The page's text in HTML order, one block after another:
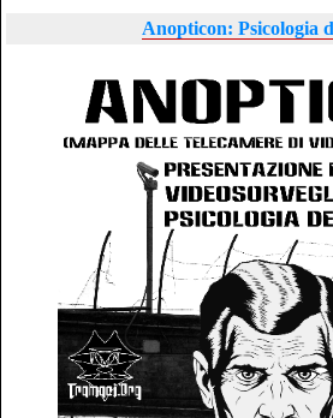
Anopticon: Psicologia